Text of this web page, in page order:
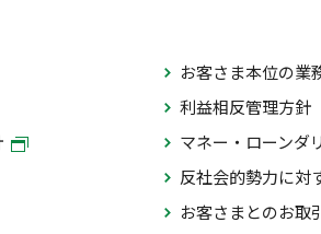
お客さま本位の業
利益相反管理方針
マネー・ローンダ
反社会的勢力に対
お客さまとのお取